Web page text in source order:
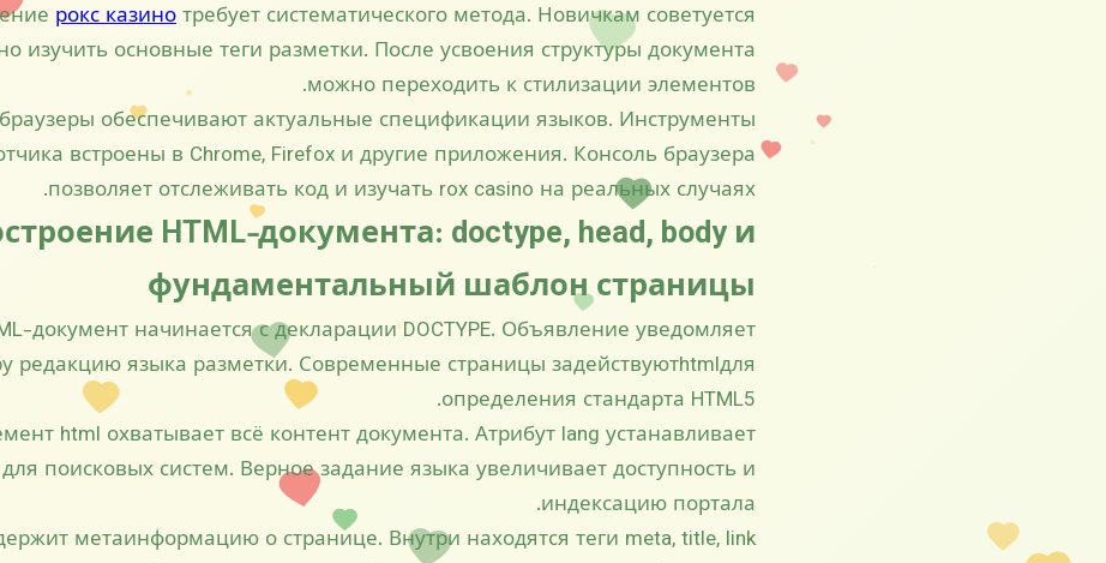
рокс казинотребует систематического метода. Новичкам советуется
изучить основные теги разметки. После усвоения структуры документа
можно переходить к стилизации элементов.
обеспечивают актуальные спецификации языков. Инструменты
встроены в Chrome, Firefox и другие приложения. Консоль браузера
позволяет отслеживать код и изучать rox casino на реальных случаях.
HTML‑документа: doctype, head, body и
фундаментальный шаблон страницы
документ начинается с декларации DOCTYPE. Объявление уведомляет
редакцию языка разметки. Современные страницы задействуютhtmlдля
определения стандарта HTML5.
html охватывает всё контент документа. Атрибут lang устанавливает
поисковых систем. Верное задание языка увеличивает доступность и
индексацию портала.
метаинформацию о странице. Внутри находятся теги meta, title, link